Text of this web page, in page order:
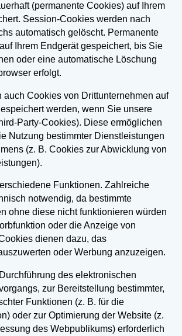
(permanente Cookies) auf Ihrem
Session-Cookies werden nach
automatisch gelöscht. Permanente
Ihrem Endgerät gespeichert, bis Sie
oder eine automatische Löschung
erfolgt.
auch Cookies von Drittunternehmen auf
werden, wenn Sie unsere
Party-Cookies). Diese ermöglichen
Nutzung bestimmter Dienstleistungen
(z. B. Cookies zur Abwicklung von
Funktionen. Zahlreiche
notwendig, da bestimmte
ohne diese nicht funktionieren würden
oder die Anzeige von
dienen dazu, das
oder Werbung anzuzeigen.
des elektronischen
zur Bereitstellung bestimmter,
Funktionen (z. B. für die
oder zur Optimierung der Website (z.
des Webpublikums) erforderlich